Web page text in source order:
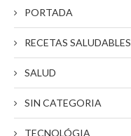
PORTADA
RECETAS SALUDABLES
SALUD
SIN CATEGORIA
TECNOLÓGIA